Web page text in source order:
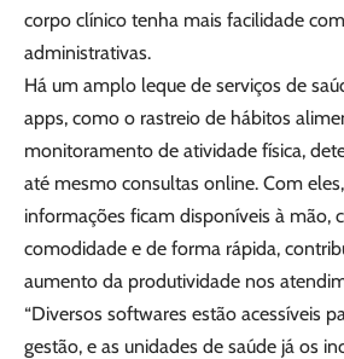
corpo clínico tenha mais facilidade
administrativas.
Há um amplo leque de serviços de
apps, como o rastreio de hábitos
monitoramento de atividade física,
até mesmo consultas online. Com
informações ficam disponíveis à mão,
comodidade e de forma rápida,
aumento da produtividade nos
“Diversos softwares estão acessíveis
gestão, e as unidades de saúde já os